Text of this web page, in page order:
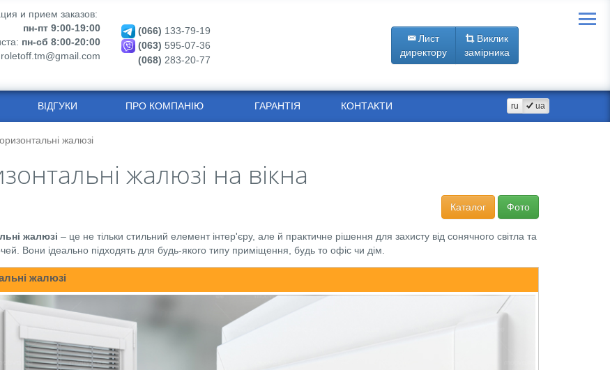
и прием заказов:
пн-пт 9:00-19:00
пн-сб 8:00-20:00
roletoff.tm@gmail.com
(066) 133-79-19
(063) 595-07-36
(068) 283-20-77
Лист
директору
Виклик
замірника
ВІДГУКИ ПРО КОМПАНІЮ ГАРАНТІЯ КОНТАКТИ ru ua
жалюзі
жалюзі на вікна
Каталог Фото
жалюзі – це не тільки стильний елемент інтер'єру, але й практичне рішення для захисту від сонячного світла та
Вони ідеально підходять для будь-якого типу приміщення, будь то офіс чи дім.
жалюзі